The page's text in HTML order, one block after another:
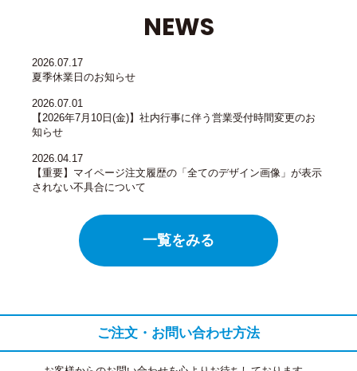
NEWS
2026.07.17
夏季休業日のお知らせ
2026.07.01
【2026年7月10日(金)】社内行事に伴う営業受付時間変更のお
知らせ
2026.04.17
【重要】マイページ注文履歴の「全てのデザイン画像」が表示
されない不具合について
一覧をみる
ご注文・お問い合わせ方法